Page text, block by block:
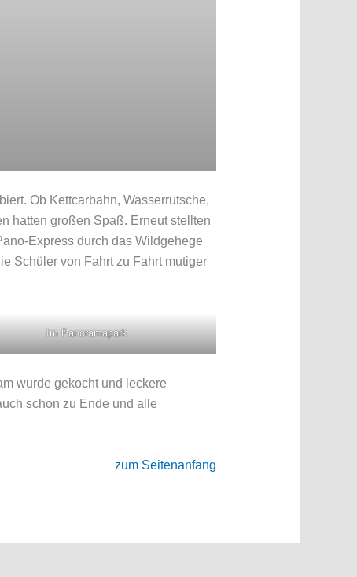
Ob Kettcarbahn, Wasserrutsche,
hatten großen Spaß. Erneut stellten
Express durch das Wildgehege
Schüler von Fahrt zu Fahrt mutiger
Im Panoramapark
wurde gekocht und leckere
schon zu Ende und alle
zum Seitenanfang